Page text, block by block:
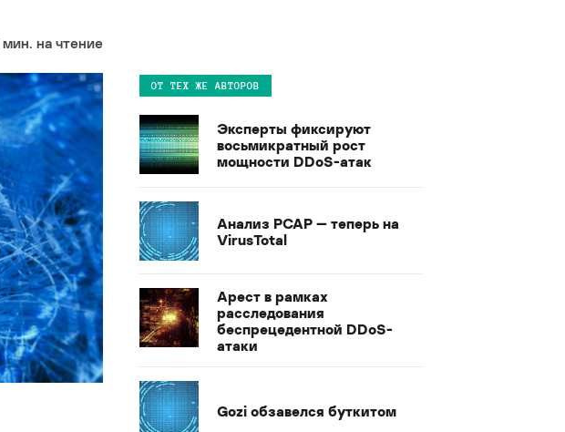
мин. на чтение
ОТ ТЕХ ЖЕ АВТОРОВ
Эксперты фиксируют
восьмикратный рост
мощности DDoS-атак
Анализ PCAP — теперь на
VirusTotal
Арест в рамках
расследования
беспрецедентной DDoS-
атаки
Gozi обзавелся буткитом